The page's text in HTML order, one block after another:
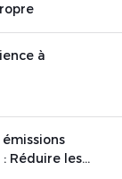
à
Réduire les